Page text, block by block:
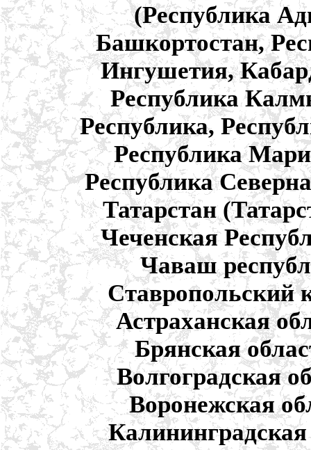
(Республика
Башкортостан,
Ингушетия,
Республика
Республика,
Республика
Республика
Татарстан
Чеченская
Чаваш
Ставропольский
Астраханская
Брянская
Волгоградская
Воронежская